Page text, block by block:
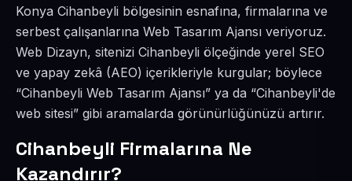
Konya Cihanbeyli bölgesinin esnafına, firmalarına ve
serbest çalışanlarına Web Tasarım Ajansı veriyoruz.
Web Dizayn, sitenizi Cihanbeyli ölçeğinde yerel SEO
ve yapay zekâ (AEO) içerikleriyle kurgular; böylece
“Cihanbeyli Web Tasarım Ajansı” ya da “Cihanbeyli'de
web sitesi” gibi aramalarda görünürlüğünüzü artırır.
Cihanbeyli Firmalarına Ne
Kazandırır?